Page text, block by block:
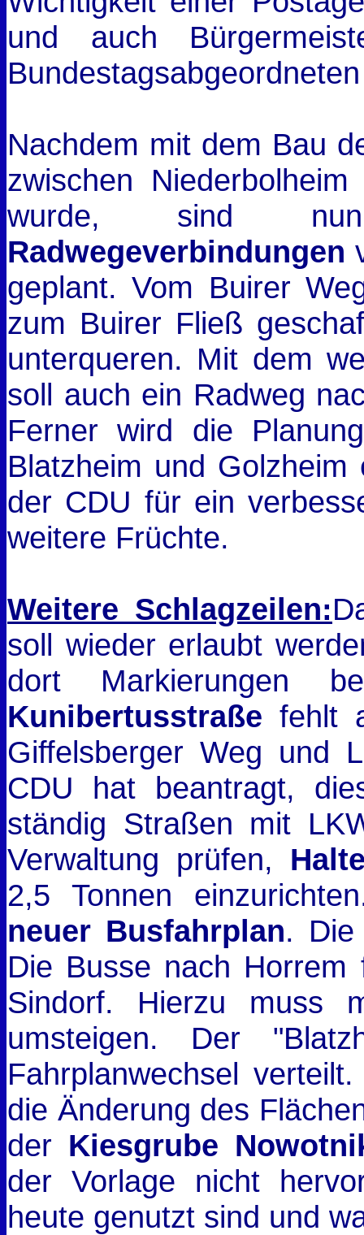
und auch
Nachdem mit dem Bau
zwischen
wurde, sind
Radwegeverbindungen
geplant. Vom Buirer
zum Buirer Fließ
unterqueren. Mit dem
soll auch ein Radweg
Ferner wird die
Blatzheim und
der CDU für ein
weitere Früchte.
Weitere Schlagzeilen:
soll wieder erlaubt
dort Markierungen
Kunibertusstraße fehlt
Giffelsberger Weg und
CDU hat beantragt,
ständig Straßen mit
Verwaltung prüfen,
2,5 Tonnen
neuer Busfahrplan. Die
Die Busse nach
Sindorf. Hierzu muss
umsteigen. Der
Fahrplanwechsel
die Änderung des
der Kiesgrube
der Vorlage nicht
heute genutzt sind und